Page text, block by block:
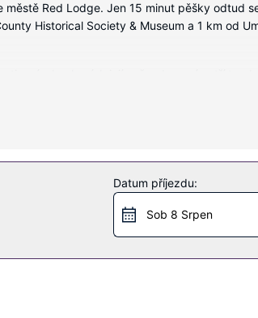
městě Red Lodge. Jen 15 minut pěšky odtud
Historical Society & Museum a 1 km od
kolébka/dětská postýlka (zdarma).
k dispozici samostatné parkování zdarma.
Datum příjezdu:
Sob 8 Srpen